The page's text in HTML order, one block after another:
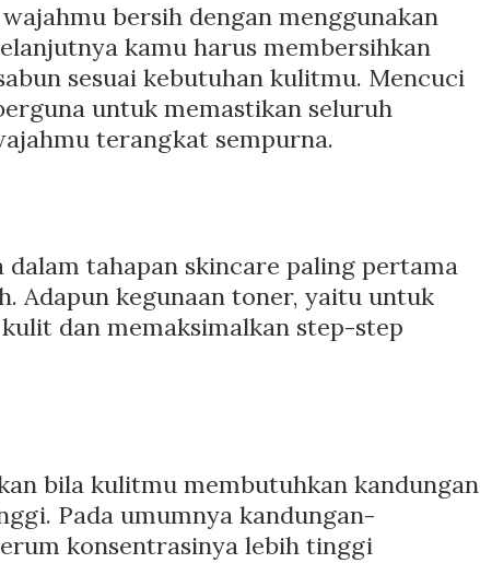
bersih dengan menggunakan
kamu harus membersihkan
sesuai kebutuhan kulitmu. Mencuci
untuk memastikan seluruh
terangkat sempurna.
dalam tahapan skincare paling pertama
Adapun kegunaan toner, yaitu untuk
dan memaksimalkan step-step
bila kulitmu membutuhkan kandungan
Pada umumnya kandungan-
konsentrasinya lebih tinggi